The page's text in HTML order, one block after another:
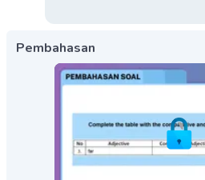
Pembahasan